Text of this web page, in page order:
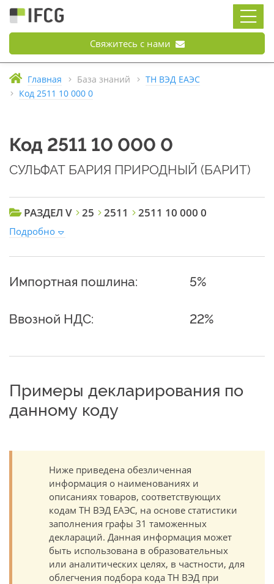
Свяжитесь с нами
Главная База знаний
ТН ВЭД ЕАЭС
Код 2511 10 000 0
Код 2511 10 000 0
СУЛЬФАТ БАРИЯ ПРИРОДНЫЙ (БАРИТ)
РАЗДЕЛ V 25 2511 2511 10 000 0
Подробно
Импортная пошлина: 5%
Ввозной НДС: 22%
Примеры декларирования по
данному коду
Ниже приведена обезличенная
информация о наименованиях и
описаниях товаров, соответствующих
кодам ТН ВЭД ЕАЭС, на основе статистики
заполнения графы 31 таможенных
деклараций. Данная информация может
быть использована в образовательных
или аналитических целях, в частности, для
облегчения подбора кода ТН ВЭД при